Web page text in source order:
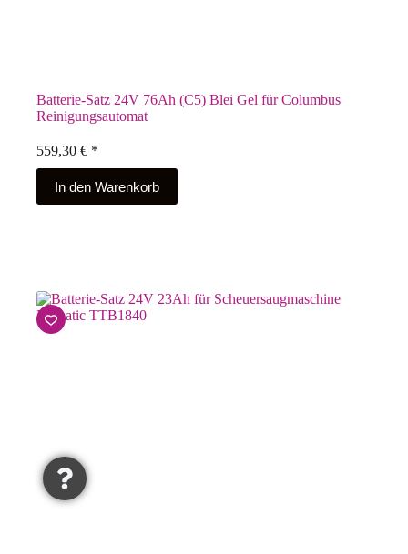
Batterie-Satz 24V 76Ah (C5) Blei Gel für Columbus
Reinigungsautomat
559,30 € *
In den Warenkorb